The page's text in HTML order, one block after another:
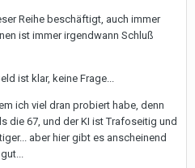
Reihe beschäftigt, auch immer
ist immer irgendwann Schluß
ist klar, keine Frage...
ich viel dran probiert habe, denn
die 67, und der KI ist Trafoseitig und
aber hier gibt es anscheinend